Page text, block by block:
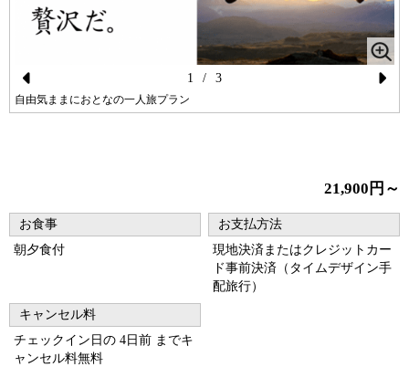
Pr
自由気ままにおとなの一人旅プラン
1 / 3
21,900円～
お食事
朝夕食付
お支払方法
現地決済またはクレジットカー
ド事前決済（タイムデザイン手
配旅行）
キャンセル料
チェックイン日の 4日前 までキ
ャンセル料無料